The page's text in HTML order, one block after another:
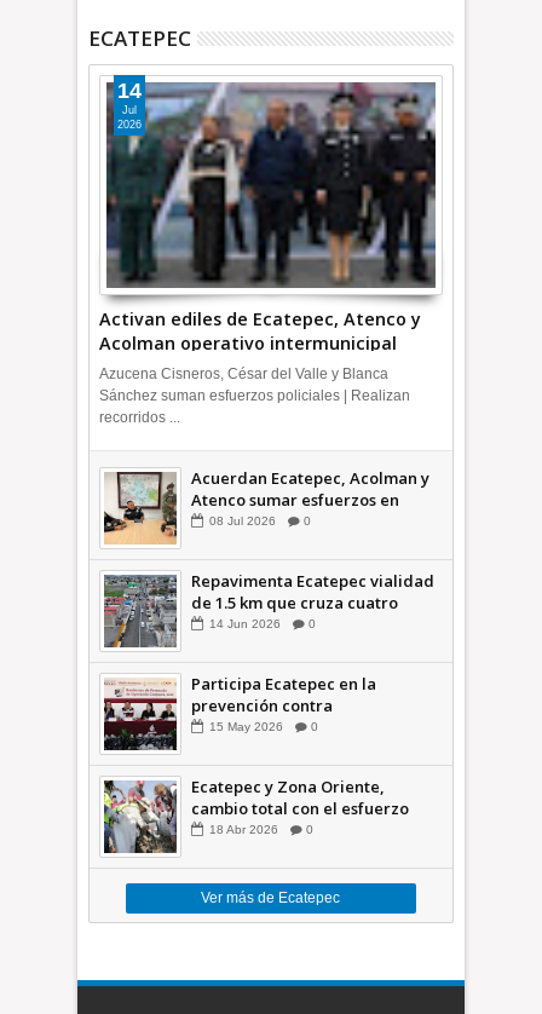
ECATEPEC
Activan ediles de Ecatepec, Atenco y
Acolman operativo intermunicipal
14
Jul
2026
Azucena Cisneros, César del Valle y Blanca
Sánchez suman esfuerzos policiales | Realizan
recorridos ...
Acuerdan Ecatepec, Acolman y
Atenco sumar esfuerzos en
seguridad
08 Jul 2026 0
Repavimenta Ecatepec vialidad
de 1.5 km que cruza cuatro
comunidades +Video
14 Jun 2026 0
Participa Ecatepec en la
prevención contra
inundaciones en el Valle de
15 May 2026 0
Ecatepec y Zona Oriente,
cambio total con el esfuerzo
conjunto: Azucena; retiran 21
18 Abr 2026 0
Ver más de Ecatepec